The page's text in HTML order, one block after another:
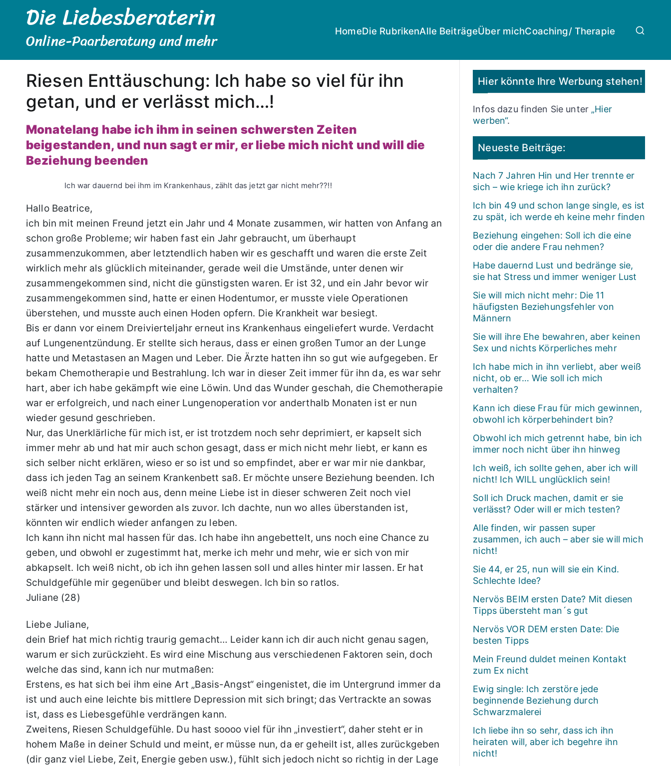
springenDie Liebesberaterin
Online-Paarberatung und mehr HomeDie RubrikenAlle BeiträgeÜber michCoaching/ Therapie
Riesen Enttäuschung: Ich habe so viel für ihn
getan, und er verlässt mich…!
Monatelang habe ich ihm in seinen schwersten Zeiten
beigestanden, und nun sagt er mir, er liebe mich nicht und will die
Beziehung beenden
Ich war dauernd bei ihm im Krankenhaus, zählt das jetzt gar nicht mehr??!!
Hallo Beatrice,
ich bin mit meinen Freund jetzt ein Jahr und 4 Monate zusammen, wir hatten von Anfang an
schon große Probleme; wir haben fast ein Jahr gebraucht, um überhaupt
zusammenzukommen, aber letztendlich haben wir es geschafft und waren die erste Zeit
wirklich mehr als glücklich miteinander, gerade weil die Umstände, unter denen wir
zusammengekommen sind, nicht die günstigsten waren. Er ist 32, und ein Jahr bevor wir
zusammengekommen sind, hatte er einen Hodentumor, er musste viele Operationen
überstehen, und musste auch einen Hoden opfern. Die Krankheit war besiegt.
Bis er dann vor einem Dreivierteljahr erneut ins Krankenhaus eingeliefert wurde. Verdacht
auf Lungenentzündung. Er stellte sich heraus, dass er einen großen Tumor an der Lunge
hatte und Metastasen an Magen und Leber. Die Ärzte hatten ihn so gut wie aufgegeben. Er
bekam Chemotherapie und Bestrahlung. Ich war in dieser Zeit immer für ihn da, es war sehr
hart, aber ich habe gekämpft wie eine Löwin. Und das Wunder geschah, die Chemotherapie
war er erfolgreich, und nach einer Lungenoperation vor anderthalb Monaten ist er nun
wieder gesund geschrieben.
Nur, das Unerklärliche für mich ist, er ist trotzdem noch sehr deprimiert, er kapselt sich
immer mehr ab und hat mir auch schon gesagt, dass er mich nicht mehr liebt, er kann es
sich selber nicht erklären, wieso er so ist und so empfindet, aber er war mir nie dankbar,
dass ich jeden Tag an seinem Krankenbett saß. Er möchte unsere Beziehung beenden. Ich
weiß nicht mehr ein noch aus, denn meine Liebe ist in dieser schweren Zeit noch viel
stärker und intensiver geworden als zuvor. Ich dachte, nun wo alles überstanden ist,
könnten wir endlich wieder anfangen zu leben.
Ich kann ihn nicht mal hassen für das. Ich habe ihn angebettelt, uns noch eine Chance zu
geben, und obwohl er zugestimmt hat, merke ich mehr und mehr, wie er sich von mir
abkapselt. Ich weiß nicht, ob ich ihn gehen lassen soll und alles hinter mir lassen. Er hat
Schuldgefühle mir gegenüber und bleibt deswegen. Ich bin so ratlos.
Juliane (28)
Liebe Juliane,
dein Brief hat mich richtig traurig gemacht… Leider kann ich dir auch nicht genau sagen,
warum er sich zurückzieht. Es wird eine Mischung aus verschiedenen Faktoren sein, doch
welche das sind, kann ich nur mutmaßen:
Erstens, es hat sich bei ihm eine Art „Basis-Angst“ eingenistet, die im Untergrund immer da
ist und auch eine leichte bis mittlere Depression mit sich bringt; das Vertrackte an sowas
ist, dass es Liebesgefühle verdrängen kann.
Zweitens, Riesen Schuldgefühle. Du hast soooo viel für ihn „investiert“, daher steht er in
hohem Maße in deiner Schuld und meint, er müsse nun, da er geheilt ist, alles zurückgeben
(dir ganz viel Liebe, Zeit, Energie geben usw.), fühlt sich jedoch nicht so richtig in der Lage
Hier könnte Ihre Werbung stehen!
Infos dazu finden Sie unter „Hier
werben“.
Neueste Beiträge:
Nach 7 Jahren Hin und Her trennte er
sich – wie kriege ich ihn zurück?
Ich bin 49 und schon lange single, es ist
zu spät, ich werde eh keine mehr finden
Beziehung eingehen: Soll ich die eine
oder die andere Frau nehmen?
Habe dauernd Lust und bedränge sie,
sie hat Stress und immer weniger Lust
Sie will mich nicht mehr: Die 11
häufigsten Beziehungsfehler von
Männern
Sie will ihre Ehe bewahren, aber keinen
Sex und nichts Körperliches mehr
Ich habe mich in ihn verliebt, aber weiß
nicht, ob er… Wie soll ich mich
verhalten?
Kann ich diese Frau für mich gewinnen,
obwohl ich körperbehindert bin?
Obwohl ich mich getrennt habe, bin ich
immer noch nicht über ihn hinweg
Ich weiß, ich sollte gehen, aber ich will
nicht! Ich WILL unglücklich sein!
Soll ich Druck machen, damit er sie
verlässt? Oder will er mich testen?
Alle finden, wir passen super
zusammen, ich auch – aber sie will mich
nicht!
Sie 44, er 25, nun will sie ein Kind.
Schlechte Idee?
Nervös BEIM ersten Date? Mit diesen
Tipps übersteht man´s gut
Nervös VOR DEM ersten Date: Die
besten Tipps
Mein Freund duldet meinen Kontakt
zum Ex nicht
Ewig single: Ich zerstöre jede
beginnende Beziehung durch
Schwarzmalerei
Ich liebe ihn so sehr, dass ich ihn
heiraten will, aber ich begehre ihn
nicht!